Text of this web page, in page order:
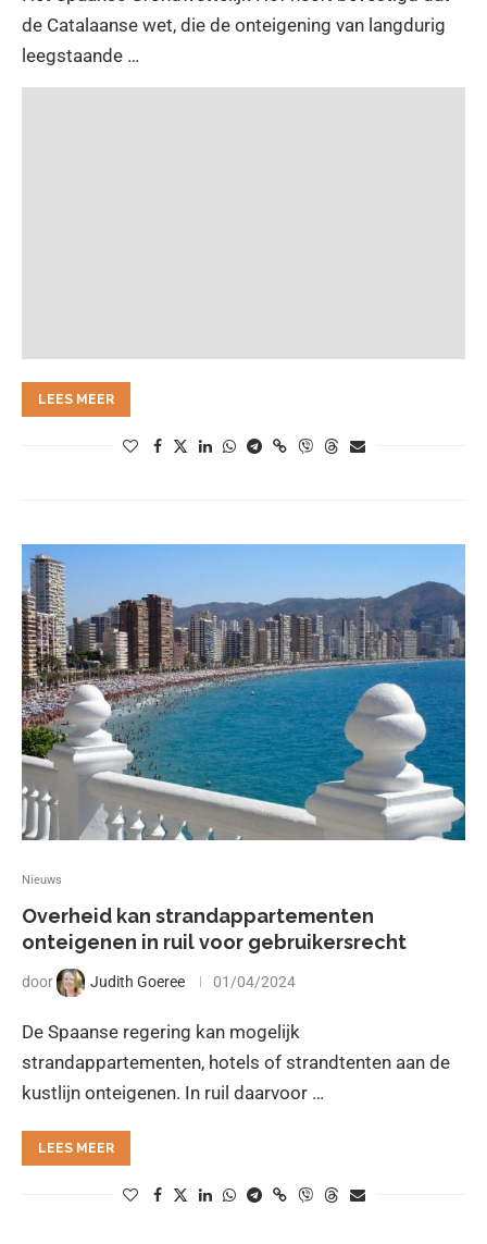
de Catalaanse wet, die de onteigening van langdurig
leegstaande …
LEES MEER
Nieuws
Overheid kan strandappartementen
onteigenen in ruil voor gebruikersrecht
door Judith Goeree 01/04/2024
De Spaanse regering kan mogelijk
strandappartementen, hotels of strandtenten aan de
kustlijn onteigenen. In ruil daarvoor …
LEES MEER